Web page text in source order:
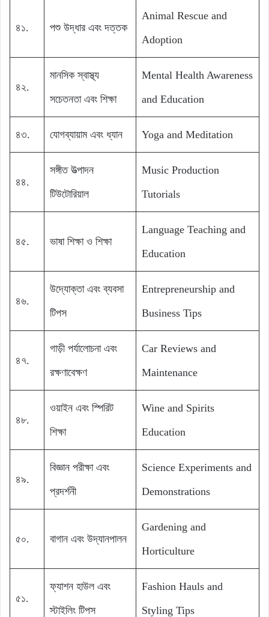
৪১. পশু উদ্ধার এবং দত্তক
Animal Rescue and
Adoption
৪২.
মানসিক স্বাস্থ্য
সচেতনতা এবং শিক্ষা
Mental Health Awareness
and Education
৪৩. যোগব্যায়াম এবং ধ্যান Yoga and Meditation
৪৪.
সঙ্গীত উত্পাদন
টিউটোরিয়াল
Music Production
Tutorials
৪৫. ভাষা শিক্ষা ও শিক্ষা
Language Teaching and
Education
৪৬.
উদ্যোক্তা এবং ব্যবসা
টিপস
Entrepreneurship and
Business Tips
৪৭.
গাড়ী পর্যালোচনা এবং
রক্ষণাবেক্ষণ
Car Reviews and
Maintenance
৪৮.
ওয়াইন এবং স্পিরিট
শিক্ষা
Wine and Spirits
Education
৪৯.
বিজ্ঞান পরীক্ষা এবং
প্রদর্শনী
Science Experiments and
Demonstrations
৫০. বাগান এবং উদ্যানপালন
Gardening and
Horticulture
৫১.
ফ্যাশন হাউল এবং
স্টাইলিং টিপস
Fashion Hauls and
Styling Tips